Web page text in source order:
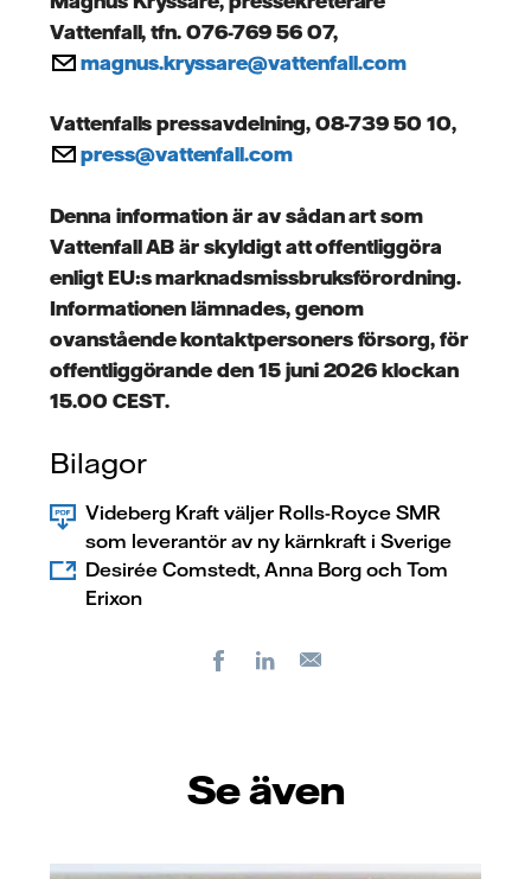
Vattenfall, tfn. 076-769 56 07,
magnus.kryssare@vattenfall.com
Vattenfalls pressavdelning, 08-739 50 10,
press@vattenfall.com
Denna information är av sådan art som
Vattenfall AB är skyldigt att offentliggöra
enligt EU:s marknadsmissbruksförordning.
Informationen lämnades, genom
ovanstående kontaktpersoners försorg, för
offentliggörande den 15 juni 2026 klockan
15.00 CEST.
Bilagor
Videberg Kraft väljer Rolls-Royce SMR
som leverantör av ny kärnkraft i Sverige
Desirée Comstedt, Anna Borg och Tom
Erixon
FacebookLinkedIn
Se även